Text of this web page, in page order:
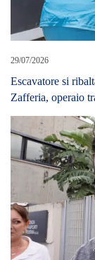
29/07/2026
Escavatore si
Zafferia, operaio